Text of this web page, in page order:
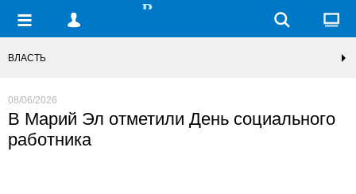
ВЛАСТЬ
08/06/2026
В Марий Эл отметили День социального
работника